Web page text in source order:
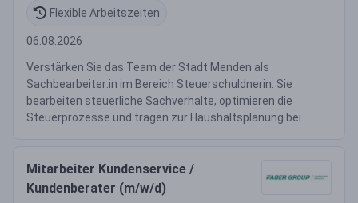
Flexible Arbeitszeiten
06.08.2026
Verstärken Sie das Team der Stadt Menden als
Sachbearbeiter:in im Bereich Steuerschuldnerin. Sie
bearbeiten steuerliche Sachverhalte, optimieren die
Steuerprozesse und tragen zur Haushaltsplanung bei.
Mitarbeiter Kundenservice /
Kundenberater (m/w/d)